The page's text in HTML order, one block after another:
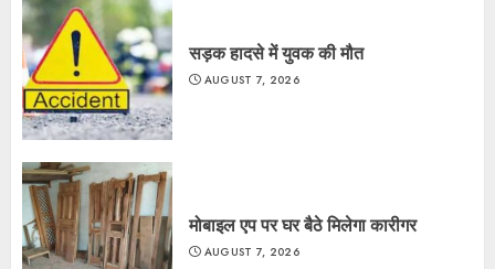
सड़क हादसे में युवक की मौत
AUGUST 7, 2026
मोबाइल एप पर घर बैठे मिलेगा कारीगर
AUGUST 7, 2026